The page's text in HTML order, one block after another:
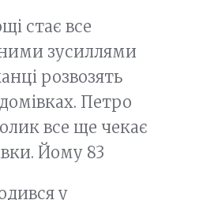
стає все
зусиллями
розвозять
Петро
все ще чекає
Йому 83
у